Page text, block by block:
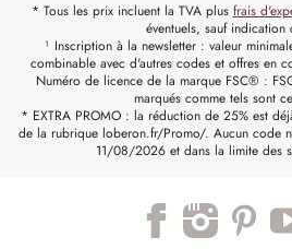
* Tous les prix incluent la TVA plus frais
éventuels, sauf indication
¹ Inscription à la newsletter : valeur
combinable avec d'autres codes et offres en
Numéro de licence de la marque FSC® :
marqués comme tels sont
* EXTRA PROMO : la réduction de 25% est
de la rubrique loberon.fr/Promo/. Aucun code
11/08/2026 et dans la limite des